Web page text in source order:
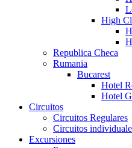
High
Republica Checa
Rumania
Bucarest
Hotel
Hotel
Circuitos
Circuitos Regulares
Circuitos
Excursiones